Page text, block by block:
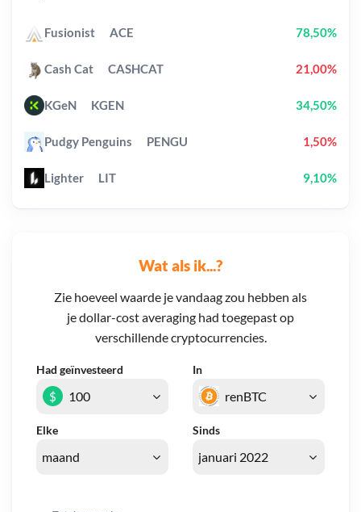
Wat als ik...?
Zie hoeveel waarde je vandaag zou hebben als
je dollar-cost averaging had toegepast op
verschillende cryptocurrencies.
Had geïnvesteerd In
Elke Sinds
$
Fusionist ACE 78,50%
Cash Cat CASHCAT 21,00%
KGeN KGEN 34,50%
Pudgy Penguins PENGU 1,50%
Lighter LIT 9,10%